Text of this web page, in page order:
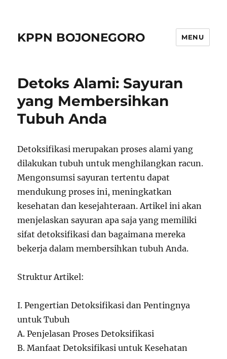
KPPN BOJONEGORO MENU
Detoks Alami: Sayuran
yang Membersihkan
Tubuh Anda
Detoksifikasi merupakan proses alami yang
dilakukan tubuh untuk menghilangkan racun.
Mengonsumsi sayuran tertentu dapat
mendukung proses ini, meningkatkan
kesehatan dan kesejahteraan. Artikel ini akan
menjelaskan sayuran apa saja yang memiliki
sifat detoksifikasi dan bagaimana mereka
bekerja dalam membersihkan tubuh Anda.
Struktur Artikel:
I. Pengertian Detoksifikasi dan Pentingnya
untuk Tubuh
A. Penjelasan Proses Detoksifikasi
B. Manfaat Detoksifikasi untuk Kesehatan